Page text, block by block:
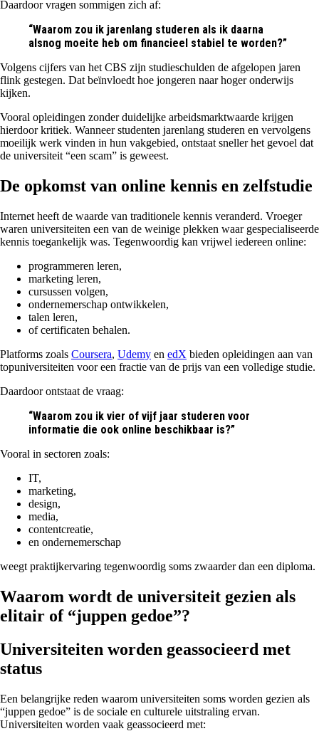
Daardoor vragen sommigen zich af:
“Waarom zou ik jarenlang studeren als ik daarna
alsnog moeite heb om financieel stabiel te worden?”
Volgens cijfers van het CBS zijn studieschulden de afgelopen jaren
flink gestegen. Dat beïnvloedt hoe jongeren naar hoger onderwijs
kijken.
Vooral opleidingen zonder duidelijke arbeidsmarktwaarde krijgen
hierdoor kritiek. Wanneer studenten jarenlang studeren en vervolgens
moeilijk werk vinden in hun vakgebied, ontstaat sneller het gevoel dat
de universiteit “een scam” is geweest.
De opkomst van online kennis en zelfstudie
Internet heeft de waarde van traditionele kennis veranderd. Vroeger
waren universiteiten een van de weinige plekken waar gespecialiseerde
kennis toegankelijk was. Tegenwoordig kan vrijwel iedereen online:
programmeren leren,
marketing leren,
cursussen volgen,
ondernemerschap ontwikkelen,
talen leren,
of certificaten behalen.
Platforms zoals Coursera, Udemy en edX bieden opleidingen aan van
topuniversiteiten voor een fractie van de prijs van een volledige studie.
Daardoor ontstaat de vraag:
“Waarom zou ik vier of vijf jaar studeren voor
informatie die ook online beschikbaar is?”
Vooral in sectoren zoals:
IT,
marketing,
design,
media,
contentcreatie,
en ondernemerschap
weegt praktijkervaring tegenwoordig soms zwaarder dan een diploma.
Waarom wordt de universiteit gezien als
elitair of “juppen gedoe”?
Universiteiten worden geassocieerd met
status
Een belangrijke reden waarom universiteiten soms worden gezien als
“juppen gedoe” is de sociale en culturele uitstraling ervan.
Universiteiten worden vaak geassocieerd met: